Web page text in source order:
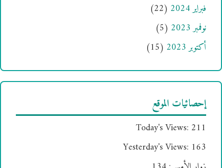
فبراير 2024
(22)
نوفمبر 2023
(5)
أكتوبر 2023
(15)
إحصائيات الموقع
Today's Views: 211
Yesterday's Views: 163